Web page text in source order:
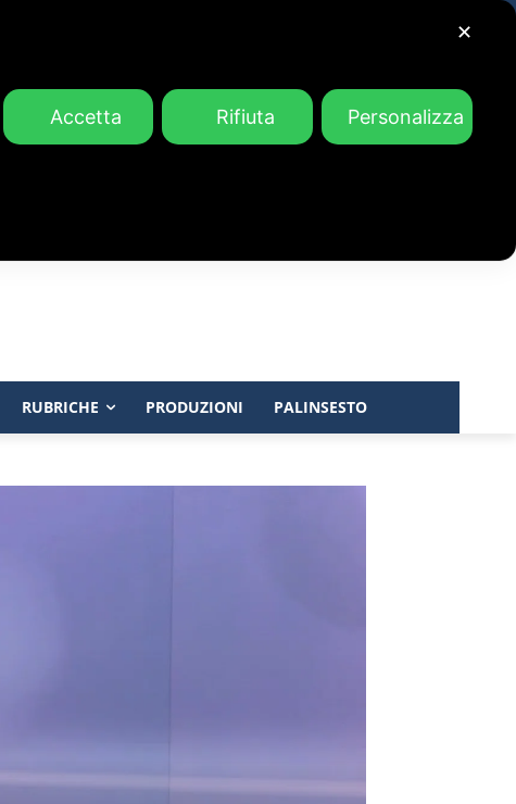
RUBRICHE PRODUZIONI PALINSESTO
✕
Accetta Rifiuta Personalizza